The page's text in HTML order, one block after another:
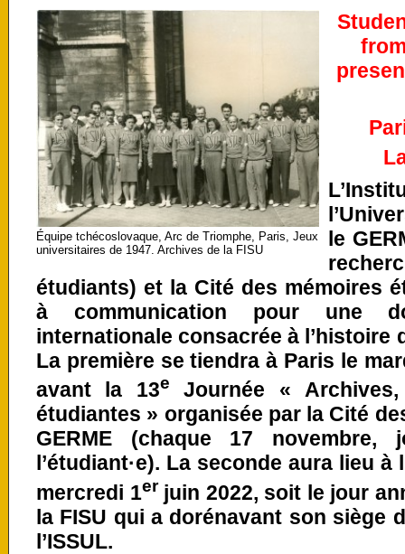
Équipe tchécoslovaque, Arc de Triomphe, Paris, Jeux
universitaires de 1947. Archives de la FISU
le
étudiants) et la Cité des mémoires
à communication pour une
internationale consacrée à l’histoire
La première se tiendra à Paris le
avant la 13e
Journée «
étudiantes » organisée par la Cité
GERME (chaque 17 novembre,
l’étudiant·e). La seconde aura lieu
mercredi 1erjuin 2022, soit le jour
la FISU qui a dorénavant son siège
l’ISSUL.